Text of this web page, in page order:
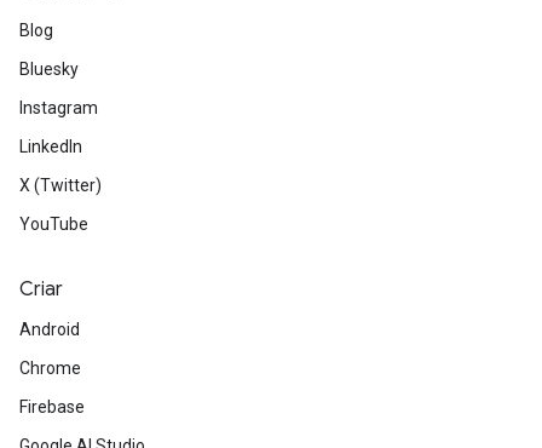
Blog
Bluesky
Instagram
LinkedIn
X (Twitter)
YouTube
Criar
Android
Chrome
Firebase